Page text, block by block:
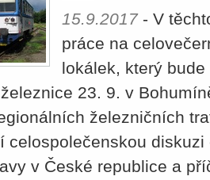
15.9.2017- V
práce na
lokálek, který
23. 9. v
železničních
celospolečenskou
v České republice a